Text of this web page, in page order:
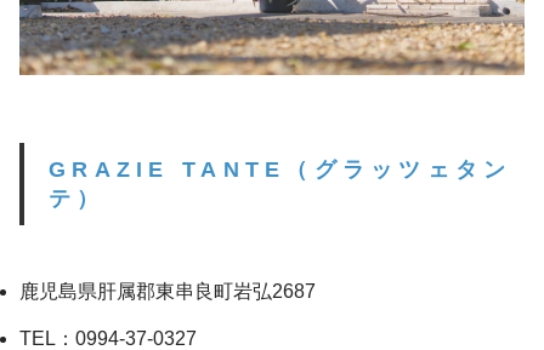
GRAZIE TANTE（グラッツェタン
テ）
鹿児島県肝属郡東串良町岩弘2687
TEL：0994-37-0327